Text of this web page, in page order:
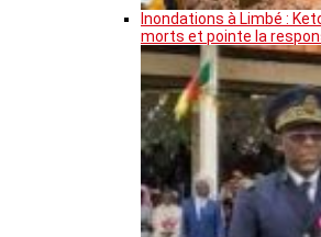
Inondations à Limbé :
morts et pointe la